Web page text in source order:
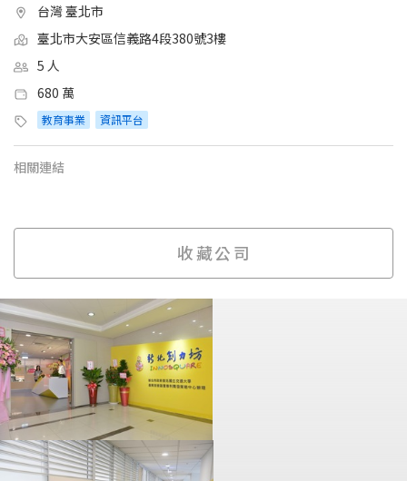
台灣 臺北市
臺北市大安區信義路4段380號3樓
5 人
680 萬
教育事業 資訊平台
相關連結
收藏公司